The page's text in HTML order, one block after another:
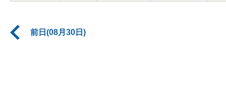
前日(08月30日)